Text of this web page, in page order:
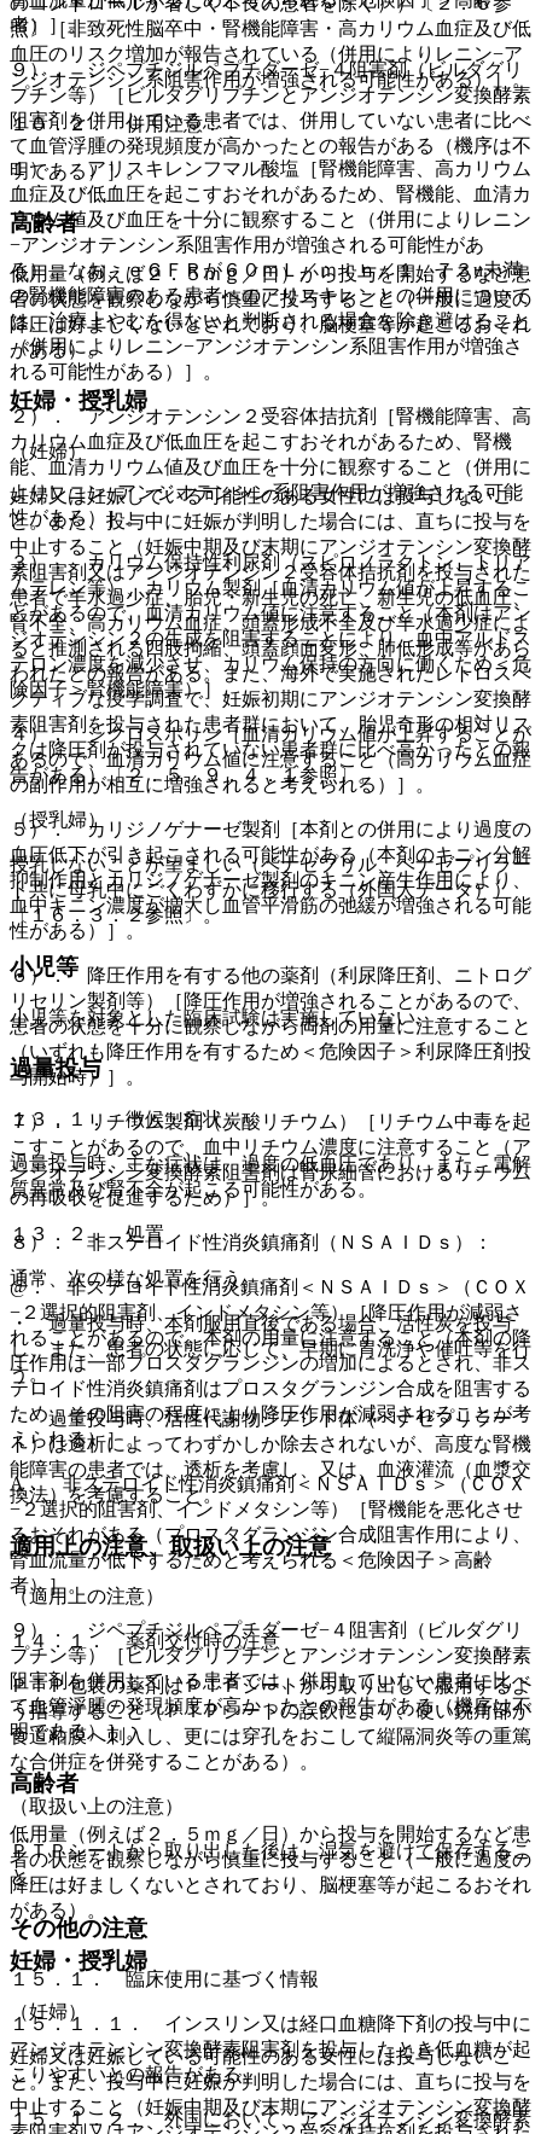
者）］。
９）． ジペプチジルペプチダーゼ−４阻害剤（ビルダグリ
プチン等）［ビルダグリプチンとアンジオテンシン変換酵素
阻害剤を併用している患者では、併用していない患者に比べ
て血管浮腫の発現頻度が高かったとの報告がある（機序は不
明である）］。
高齢者
低用量（例えば２．５ｍｇ／日）から投与を開始するなど患
者の状態を観察しながら慎重に投与すること（一般に過度の
降圧は好ましくないとされており、脳梗塞等が起こるおそれ
がある）。
妊婦・授乳婦
（妊婦）
妊婦又は妊娠している可能性のある女性には投与しないこ
と。また、投与中に妊娠が判明した場合には、直ちに投与を
中止すること（妊娠中期及び末期にアンジオテンシン変換酵
素阻害剤又はアンジオテンシン２受容体拮抗剤を投与された
患者で羊水過少症、胎児・新生児の死亡、新生児の低血圧、
腎不全、高カリウム血症、頭蓋形成不全及び羊水過少症によ
ると推測される四肢拘縮、頭蓋顔面変形、肺低形成等があら
われたとの報告がある。また、海外で実施されたレトロスペ
クティブな疫学調査で、妊娠初期にアンジオテンシン変換酵
素阻害剤を投与された患者群において、胎児奇形の相対リス
クは降圧剤が投与されていない患者群に比べ高かったとの報
告がある）〔２．５、９．４．１参照〕。
（授乳婦）
授乳しないことが望ましい（ベナゼプリル、ベナゼプリラー
ト共に母乳中にごくわずかに移行する（外国人データ））
〔１６．３．２参照〕。
小児等
小児等を対象とした臨床試験は実施していない。
過量投与
１３．１． 徴候・症状
過量投与時、主な症状は、過度の低血圧であり、また、電解
質異常及び腎不全が起こる可能性がある。
１３．２． 処置
通常、次の様な処置を行う。
・ 過量投与時、本剤服用直後である場合、活性炭を投与
し、また、患者の状態に応じて、早期に胃洗浄や催吐等を行
う。
・ 過量投与時、活性代謝物ジアシド体（ベナゼプリラー
ト）は透析によってわずかしか除去されないが、高度な腎機
能障害の患者では、透析を考慮し、又は、血液灌流（血漿交
換法）を考慮すること。
適用上の注意、取扱い上の注意
（適用上の注意）
１４．１． 薬剤交付時の注意
ＰＴＰ包装の薬剤はＰＴＰシートから取り出して服用するよ
う指導すること（ＰＴＰシートの誤飲により、硬い鋭角部が
食道粘膜へ刺入し、更には穿孔をおこして縦隔洞炎等の重篤
な合併症を併発することがある）。
（取扱い上の注意）
ＰＴＰシートから取り出した後は、湿気を避けて保存するこ
と。
その他の注意
１５．１． 臨床使用に基づく情報
１５．１．１． インスリン又は経口血糖降下剤の投与中に
アンジオテンシン変換酵素阻害剤を投与したとき低血糖が起
こりやすいとの報告がある。
１５．１．２． 外国において、アンジオテンシン変換酵素
照〕［非致死性脳卒中・腎機能障害・高カリウム血症及び低
血圧のリスク増加が報告されている（併用によりレニン−ア
ンジオテンシン系阻害作用が増強される可能性がある）］。
１０．２． 併用注意：
１）． アリスキレンフマル酸塩［腎機能障害、高カリウム
血症及び低血圧を起こすおそれがあるため、腎機能、血清カ
リウム値及び血圧を十分に観察すること（併用によりレニン
−アンジオテンシン系阻害作用が増強される可能性があ
る）。なお、ｅＧＦＲが６０ｍＬ／ｍｉｎ／１．７３u未満
の腎機能障害のある患者へのアリスキレンとの併用について
は、治療上やむを得ないと判断される場合を除き避けること
（併用によりレニン−アンジオテンシン系阻害作用が増強さ
れる可能性がある）］。
２）． アンジオテンシン２受容体拮抗剤［腎機能障害、高
カリウム血症及び低血圧を起こすおそれがあるため、腎機
能、血清カリウム値及び血圧を十分に観察すること（併用に
よりレニン−アンジオテンシン系阻害作用が増強される可能
性がある）］。
３）． カリウム保持性利尿剤（スピロノラクトン、トリア
ムテレン等）、カリウム製剤［血清カリウム値が上昇するこ
とがあるので、血清カリウム値に注意すること（本剤はアン
ジオテンシン２の生成を阻害することにより、血中アルドス
テロン濃度を減少させ、カリウム保持の方向に働くため＜危
険因子＞腎機能障害）］。
４）． シクロスポリン［血清カリウム値が上昇することが
あるので、血清カリウム値に注意すること（高カリウム血症
の副作用が相互に増強されると考えられる）］。
５）． カリジノゲナーゼ製剤［本剤との併用により過度の
血圧低下が引き起こされる可能性がある（本剤のキニン分解
抑制作用とカリジノゲナーゼ製剤のキニン産生作用により、
血中キニン濃度が増大し血管平滑筋の弛緩が増強される可能
性がある）］。
６）． 降圧作用を有する他の薬剤（利尿降圧剤、ニトログ
リセリン製剤等）［降圧作用が増強されることがあるので、
患者の状態を十分に観察しながら両剤の用量に注意すること
（いずれも降圧作用を有するため＜危険因子＞利尿降圧剤投
与開始時）］。
７）． リチウム製剤（炭酸リチウム）［リチウム中毒を起
こすことがあるので、血中リチウム濃度に注意すること（ア
ンジオテンシン変換酵素阻害剤は腎尿細管におけるリチウム
の再吸収を促進するため）］。
８）． 非ステロイド性消炎鎮痛剤（ＮＳＡＩＤｓ）：
@． 非ステロイド性消炎鎮痛剤＜ＮＳＡＩＤｓ＞（ＣＯＸ
−２選択的阻害剤、インドメタシン等）［降圧作用が減弱さ
れることがあるので、本剤の用量に注意すること（本剤の降
圧作用は一部プロスタグランジンの増加によるとされ、非ス
テロイド性消炎鎮痛剤はプロスタグランジン合成を阻害する
ため、その阻害の程度により降圧作用が減弱されることが考
えられる）］。
A． 非ステロイド性消炎鎮痛剤＜ＮＳＡＩＤｓ＞（ＣＯＸ
−２選択的阻害剤、インドメタシン等）［腎機能を悪化させ
るおそれがある（プロスタグランジン合成阻害作用により、
腎血流量が低下するためと考えられる＜危険因子＞高齢
者）］。
９）． ジペプチジルペプチダーゼ−４阻害剤（ビルダグリ
プチン等）［ビルダグリプチンとアンジオテンシン変換酵素
阻害剤を併用している患者では、併用していない患者に比べ
て血管浮腫の発現頻度が高かったとの報告がある（機序は不
明である）］。
高齢者
低用量（例えば２．５ｍｇ／日）から投与を開始するなど患
者の状態を観察しながら慎重に投与すること（一般に過度の
降圧は好ましくないとされており、脳梗塞等が起こるおそれ
がある）。
妊婦・授乳婦
（妊婦）
妊婦又は妊娠している可能性のある女性には投与しないこ
と。また、投与中に妊娠が判明した場合には、直ちに投与を
中止すること（妊娠中期及び末期にアンジオテンシン変換酵